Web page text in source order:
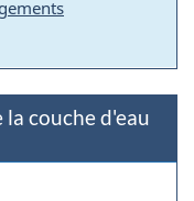
couche d'eau